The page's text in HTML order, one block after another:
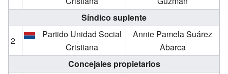
Síndico suplente
2
Partido Unidad Social
Cristiana
Annie Pamela Suárez
Abarca
Concejales propietarios